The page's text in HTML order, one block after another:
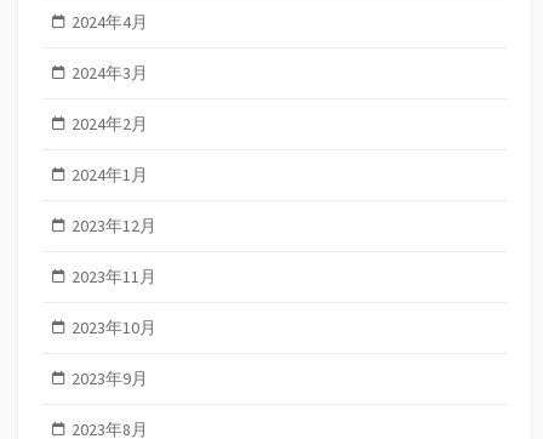
2024年4月
2024年3月
2024年2月
2024年1月
2023年12月
2023年11月
2023年10月
2023年9月
2023年8月